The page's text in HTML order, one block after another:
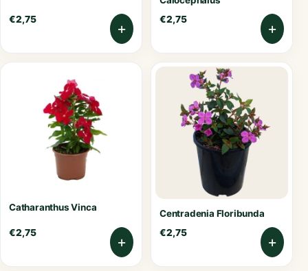
€2,75
+
€2,75
+
Catharanthus Vinca
€2,75
+
Centradenia Floribunda
€2,75
+